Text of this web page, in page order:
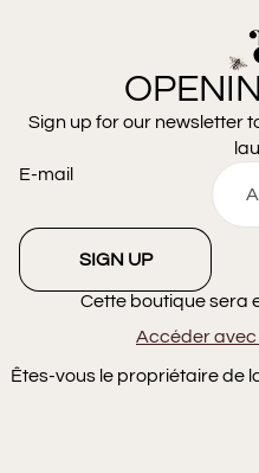
Sign up for our newsletter
E-mail
SIGN UP
Cette boutique sera
Accéder avec
Êtes-vous le propriétaire de